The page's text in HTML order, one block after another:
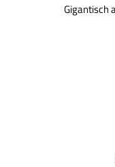
Gigantisch